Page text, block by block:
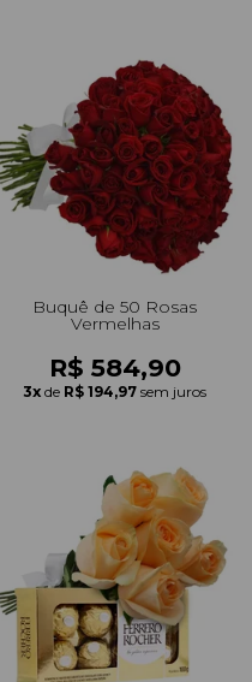
Buquê de 50 Rosas
Vermelhas
R$ 584,90
3x de R$ 194,97 sem juros